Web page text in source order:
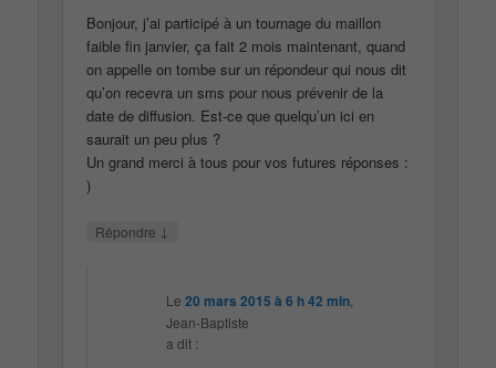
Bonjour, j’ai participé à un tournage du maillon
faible fin janvier, ça fait 2 mois maintenant, quand
on appelle on tombe sur un répondeur qui nous dit
qu’on recevra un sms pour nous prévenir de la
date de diffusion. Est-ce que quelqu’un ici en
saurait un peu plus ?
Un grand merci à tous pour vos futures réponses :
)
Répondre ↓
Le20 mars 2015 à 6 h 42 min
Jean-Baptiste
a dit :